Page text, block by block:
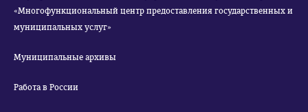
«Многофункциональный центр предоставления государственных и
муниципальных услуг»
Муниципальные архивы
Работа в России